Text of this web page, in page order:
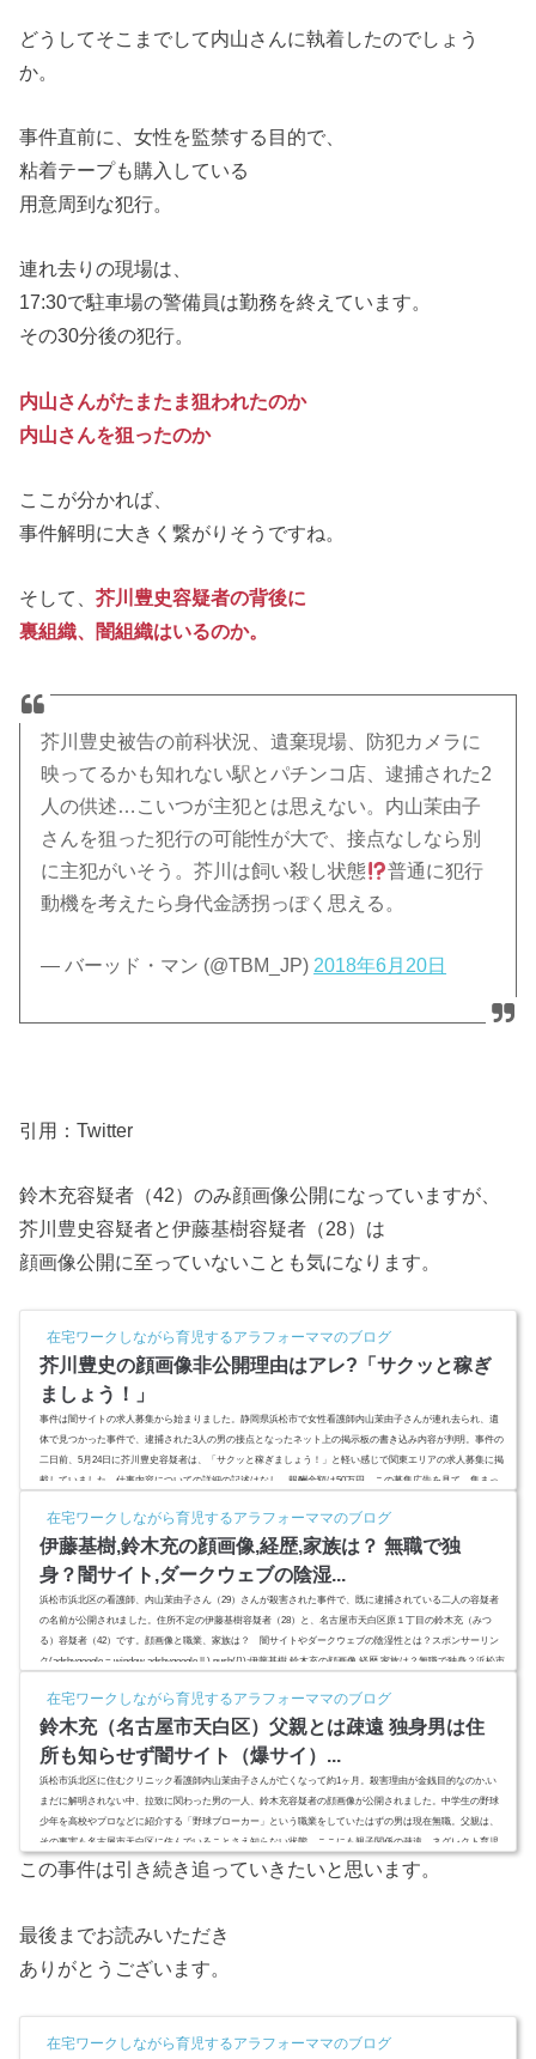
どうしてそこまでして内山さんに執着したのでしょう
か。
事件直前に、女性を監禁する目的で、
粘着テープも購入している
用意周到な犯行。
連れ去りの現場は、
17:30で駐車場の警備員は勤務を終えています。
その30分後の犯行。
内山さんがたまたま狙われたのか
内山さんを狙ったのか
ここが分かれば、
事件解明に大きく繋がりそうですね。
そして、芥川豊史容疑者の背後に
裏組織、闇組織はいるのか。
芥川豊史被告の前科状況、遺棄現場、防犯カメラに
映ってるかも知れない駅とパチンコ店、逮捕された2
人の供述…こいつが主犯とは思えない。内山茉由子
さんを狙った犯行の可能性が大で、接点なしなら別
に主犯がいそう。芥川は飼い殺し状態
普通に犯行
動機を考えたら身代金誘拐っぽく思える。
— バーッド・マン (@TBM_JP) 2018年6月20日
引用：Twitter
鈴木充容疑者（42）のみ顔画像公開になっていますが、
芥川豊史容疑者と伊藤基樹容疑者（28）は
顔画像公開に至っていないことも気になります。
在宅ワークしながら育児するアラフォーママのブログ
芥川豊史の顔画像非公開理由はアレ?「サクッと稼ぎ
ましょう！」
事件は闇サイトの求人募集から始まりました。静岡県浜松市で女性看護師内山茉由子さんが連れ去られ、遺
体で見つかった事件で、逮捕された3人の男の接点となったネット上の掲示板の書き込み内容が判明。事件の
二日前、5月24日に芥川豊史容疑者は、「サクッと稼ぎましょう！」と軽い感じで関東エリアの求人募集に掲
載していました。仕事内容についての詳細の記述はなし。報酬金額は50万円。この募集広告を見て、集まっ
豊史容疑者、そ...
在宅ワークしながら育児するアラフォーママのブログ
伊藤基樹,鈴木充の顔画像,経歴,家族は？ 無職で独
身？闇サイト,ダークウェブの陰湿...
浜松市浜北区の看護師、内山茉由子さん（29）さんが殺害された事件で、既に逮捕されている二人の容疑者
の名前が公開されtました。住所不定の伊藤基樹容疑者（28）と、名古屋市天白区原１丁目の鈴木充（みつ
る）容疑者（42）です。顔画像と職業、家族は？ 闇サイトやダークウェブの陰湿性とは？スポンサーリン
ク(adsbygoogle = window.adsbygoogle || ).push({});伊藤基樹,鈴木充の顔画像,経歴,家族は？無職で独身？浜松市
た犯人の...
在宅ワークしながら育児するアラフォーママのブログ
鈴木充（名古屋市天白区）父親とは疎遠 独身男は住
所も知らせず闇サイト（爆サイ）...
浜松市浜北区に住むクリニック看護師内山茉由子さんが亡くなって約1ヶ月。殺害理由が金銭目的なのか,い
まだに解明されない中、拉致に関わった男の一人、鈴木充容疑者の顔画像が公開されました。中学生の野球
少年を高校やプロなどに紹介する「野球ブローカー」という職業をしていたはずの男は現在無職。父親は、
その事実も名古屋市天白区に住んでいることさえ知らない状態。ここにも親子関係の疎遠、ネグレクト育児
なのか？スポンサーリンク(adsbygoogle = window.adsbygoogle || ).push({});鈴木充（名古屋市天白区）父親と
この事件は引き続き追っていきたいと思います。
最後までお読みいただき
ありがとうございます。
在宅ワークしながら育児するアラフォーママのブログ